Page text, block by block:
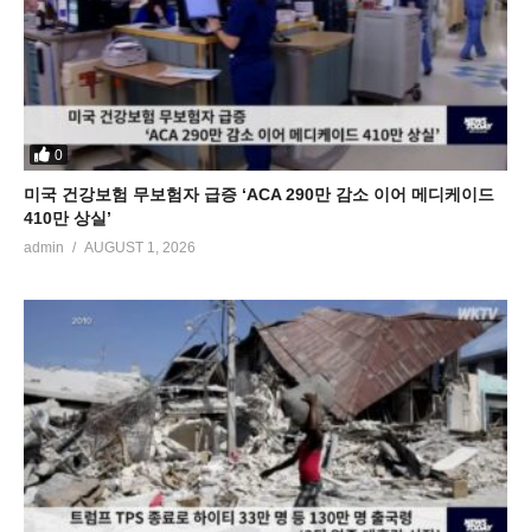
0
미국 건강보험 무보험자 급증 ‘ACA 290만 감소 이어 메디케이드
410만 상실’
admin AUGUST 1, 2026